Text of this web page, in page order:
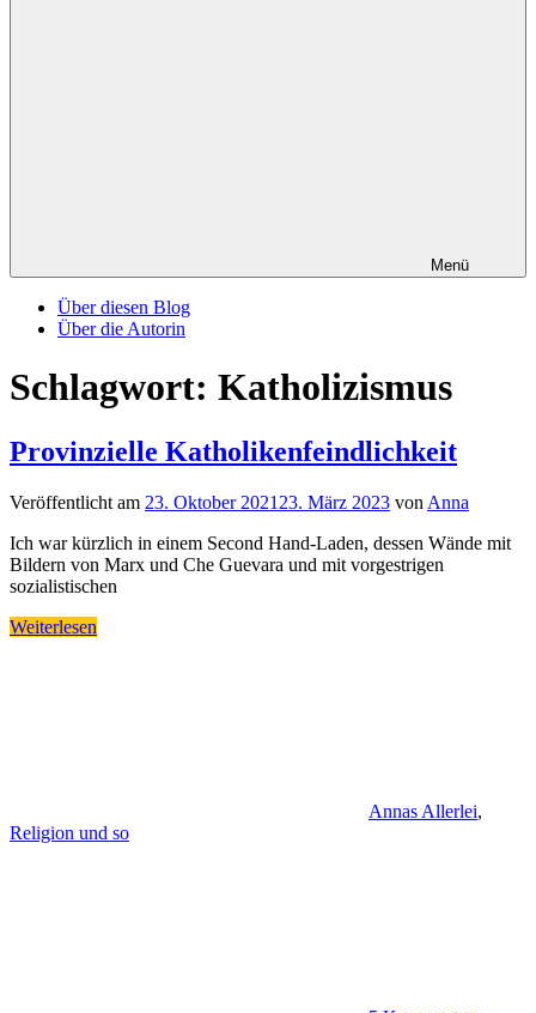
Menü
Über diesen Blog
Über die Autorin
Schlagwort: Katholizismus
Provinzielle Katholikenfeindlichkeit
Veröffentlicht am 23. Oktober 2021 23. März 2023 von Anna
Ich war kürzlich in einem Second Hand-Laden, dessen Wände mit
Bildern von Marx und Che Guevara und mit vorgestrigen
sozialistischen
Weiterlesen
Annas Allerlei,
Religion und so